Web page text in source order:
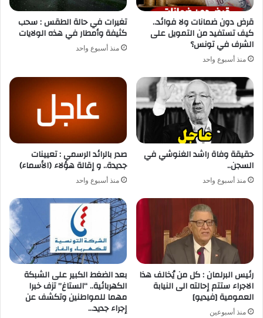
قرض دون ضمانات ولا فوائد..
كيف تستفيد من التمويل على
الشرف في تونس؟
منذ أسبوع واحد
تغيرات في حالة الطقس : سحب
كثيفة وأمطار في هذه الولايات
منذ أسبوع واحد
حقيقة وفاة راشد الغنوشي في
السجن..
منذ أسبوع واحد
صدر بالرائد الرسمي : تعيينات
جديدة.. و إقالة هؤلاء (الأسماء)
منذ أسبوع واحد
رئيس البرلمان : كل من يُخالف هذا
الاجراء ستتم إحالته الى النيابة
العمومية [فيديو]
منذ أسبوعين
بعد الضغط الكبير على الشبكة
الكهربائية.. “الستاغ” تزف خبرا
مهما للمواطنين وتكشف عن
إجراء جديد…